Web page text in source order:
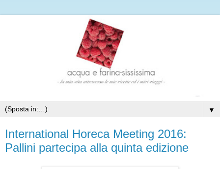
▼
International Horeca Meeting 2016:
Pallini partecipa alla quinta edizione